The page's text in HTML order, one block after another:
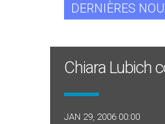
DERNIÈRES
Chiara Lubich
JAN 29, 2006 00:00